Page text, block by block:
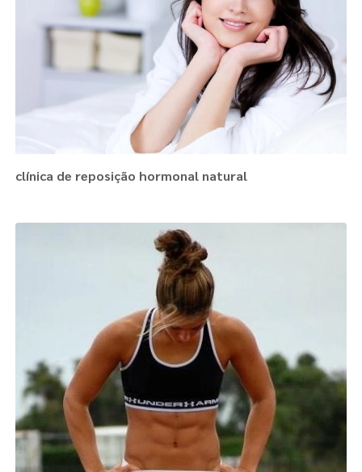
clínica de reposição hormonal natural